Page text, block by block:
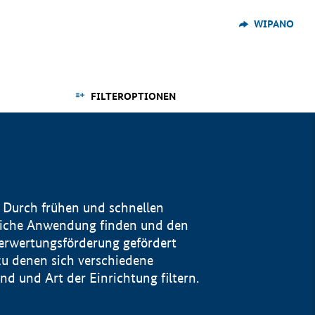
WIPANO
FILTEROPTIONEN
frühen und schnellen
Anwendung finden und den
gefördert
denen sich verschiedene
und Art der Einrichtung filtern.